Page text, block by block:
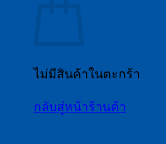
ไม่มีสินค้าในตะกร้า
กลับสู่หน้าร้านค้า